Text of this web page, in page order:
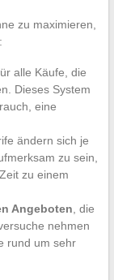
zu maximieren,
alle Käufe, die
Dieses System
eine
ändern sich je
zu sein,
zu einem
Angeboten , die
nehmen
rund um sehr